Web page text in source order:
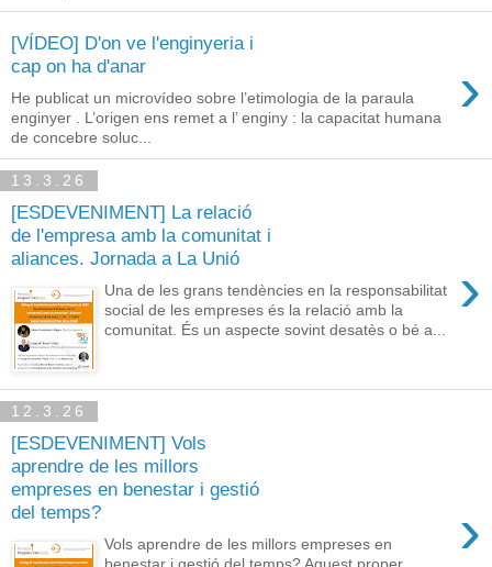
[VÍDEO] D'on ve l'enginyeria i
cap on ha d'anar
›
He publicat un microvídeo sobre l’etimologia de la paraula
enginyer . L’origen ens remet a l’ enginy : la capacitat humana
de concebre soluc...
13.3.26
[ESDEVENIMENT] La relació
de l'empresa amb la comunitat i
aliances. Jornada a La Unió
›
Una de les grans tendències en la responsabilitat
social de les empreses és la relació amb la
comunitat. És un aspecte sovint desatès o bé a...
12.3.26
[ESDEVENIMENT] Vols
aprendre de les millors
empreses en benestar i gestió
del temps?
›
Vols aprendre de les millors empreses en